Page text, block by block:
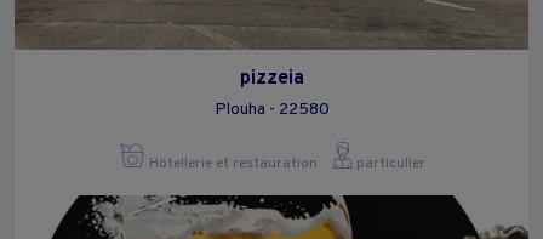
pizzeia
Plouha - 22580
Hôtellerie et restauration particulier